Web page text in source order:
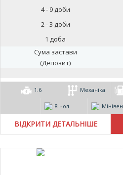
4 - 9 доби
2 - 3 доби
1 доба
Сума застави
(Депозит)
1.6 Механіка
8 чол Мінівен
ВІДКРИТИ ДЕТАЛЬНІШЕ